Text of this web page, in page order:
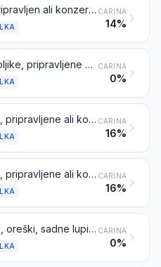
Paradižnik, pripravljen ali konzerviran drugače kot v kisu ali ocetni kislini CARINA
14%
Gobe in gomoljike, pripravljene ali konzervirane drugače kot v kisu ali v ocetni kislini CARINA
0%
Druge vrtnine, pripravljene ali konzervirane drugače kot v kisu ali ocetni kislini, zamrznjene, razen proizvodov iz tarifne številke 2006 CARINA
16%
Druge vrtnine, pripravljene ali konzervirane drugače kot v kisu ali ocetni kislini, nezamrznjene, razen proizvodov iz tarifne številke 2006 CARINA
16%
Vrtnine, sadje, oreški, sadne lupine in drugi deli rastlin, konzervirani v sladkorju (odcejeni, glazirani ali kristalizirani) CARINA
0%